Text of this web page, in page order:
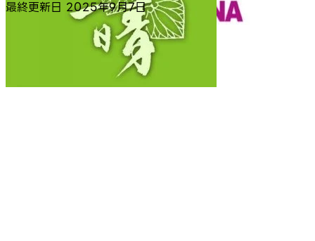
最終更新日 2025年9月7日